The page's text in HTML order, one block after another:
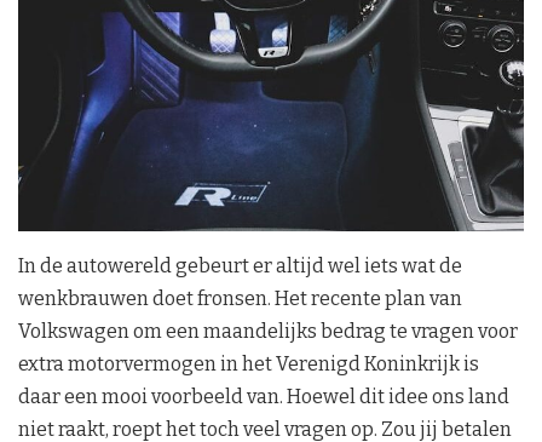
In de autowereld gebeurt er altijd wel iets wat de
wenkbrauwen doet fronsen. Het recente plan van
Volkswagen om een maandelijks bedrag te vragen voor
extra motorvermogen in het Verenigd Koninkrijk is
daar een mooi voorbeeld van. Hoewel dit idee ons land
niet raakt, roept het toch veel vragen op. Zou jij betalen